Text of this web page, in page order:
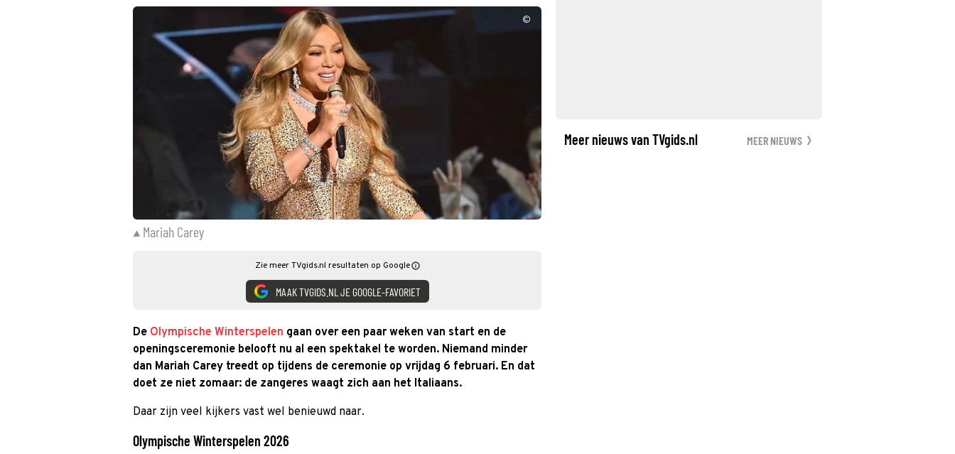
©
Mariah Carey
Zie meer TVgids.nl resultaten op Google
MAAK TVGIDS.NL JE GOOGLE-FAVORIET
De Olympische Winterspelen gaan over een paar weken van start en de
openingsceremonie belooft nu al een spektakel te worden. Niemand minder
dan Mariah Carey treedt op tijdens de ceremonie op vrijdag 6 februari. En dat
doet ze niet zomaar: de zangeres waagt zich aan het Italiaans.
Daar zijn veel kijkers vast wel benieuwd naar.
Olympische Winterspelen 2026
Meer nieuws van TVgids.nl MEER NIEUWS